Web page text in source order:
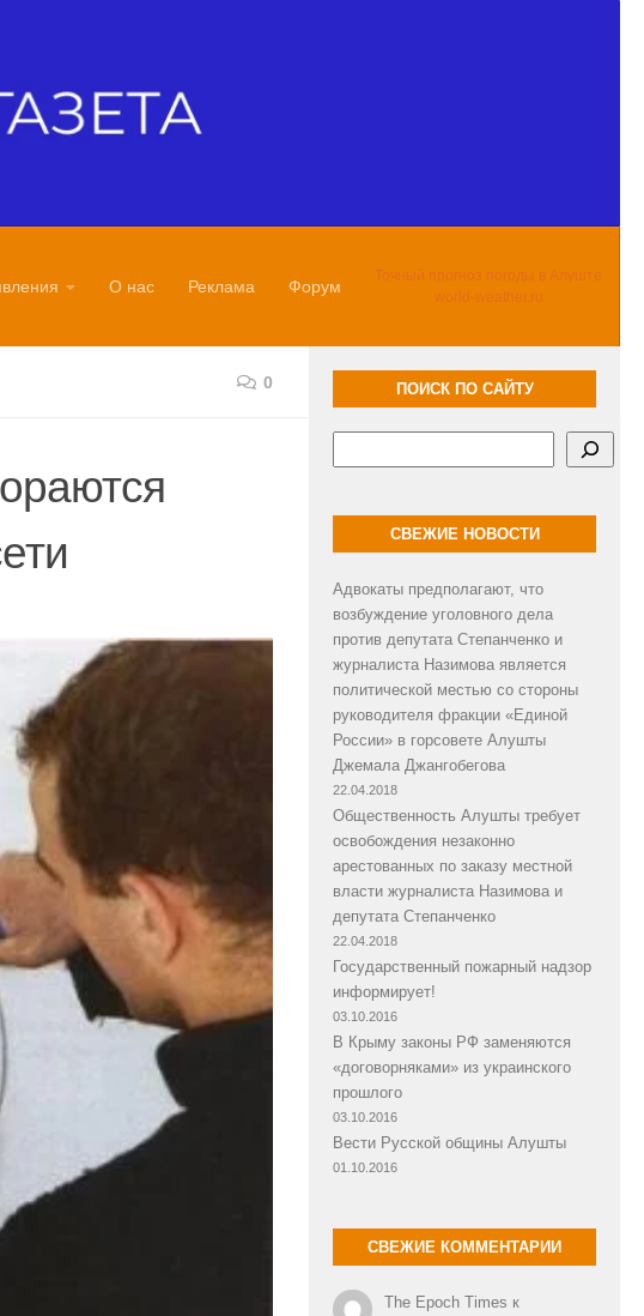
О нас Реклама Форум
Точный прогноз погоды в Алуште
world-weather.ru
0 ПОИСК ПО САЙТУ
СВЕЖИЕ НОВОСТИ
Адвокаты предполагают, что
возбуждение уголовного дела
против депутата Степанченко и
журналиста Назимова является
политической местью со стороны
руководителя фракции «Единой
России» в горсовете Алушты
Джемала Джангобегова
22.04.2018
Общественность Алушты требует
освобождения незаконно
арестованных по заказу местной
власти журналиста Назимова и
депутата Степанченко
22.04.2018
Государственный пожарный надзор
информирует!
03.10.2016
В Крыму законы РФ заменяются
«договорняками» из украинского
прошлого
03.10.2016
Вести Русской общины Алушты
01.10.2016
СВЕЖИЕ КОММЕНТАРИИ
The Epoch Times к